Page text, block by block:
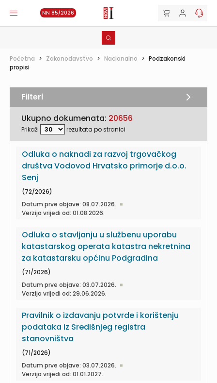
NN 85/2026
Početna > Zakonodavstvo > Nacionalno > Podzakonski
propisi
Ukupno dokumenata: 20656
Prikaži rezultata po stranici
Odluka o naknadi za razvoj trgovačkog
društva Vodovod Hrvatsko primorje d.o.o.
Senj
(72/2026)
Datum prve objave: 08.07.2026.
Verzija vrijedi od: 01.08.2026.
Odluka o stavljanju u službenu uporabu
katastarskog operata katastra nekretnina
za katastarsku općinu Podgradina
(71/2026)
Datum prve objave: 03.07.2026.
Verzija vrijedi od: 29.06.2026.
Pravilnik o izdavanju potvrde i korištenju
podataka iz Središnjeg registra
stanovništva
(71/2026)
Datum prve objave: 03.07.2026.
Verzija vrijedi od: 01.01.2027.
Filteri